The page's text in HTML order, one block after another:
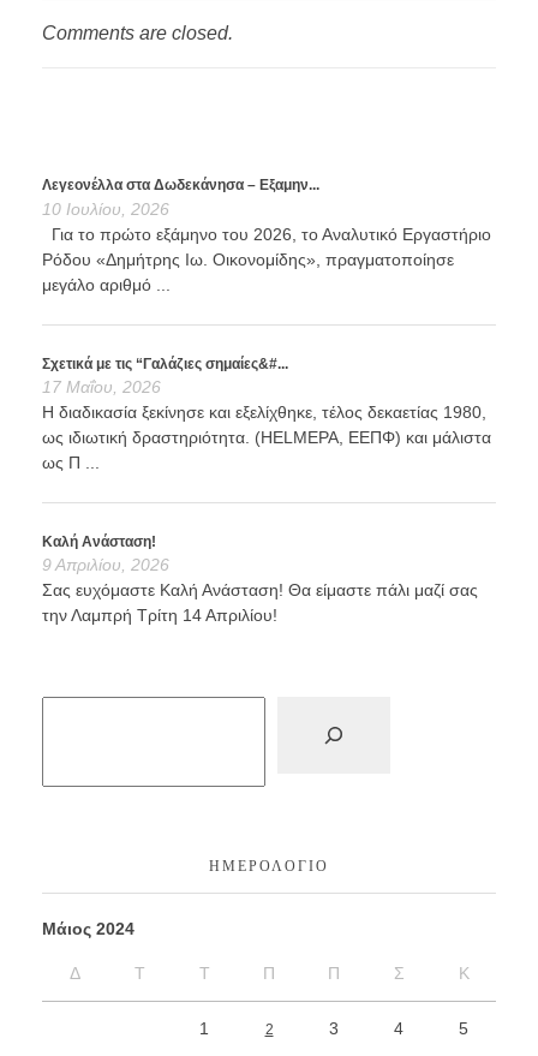
Comments are closed.
Λεγεονέλλα στα Δωδεκάνησα – Εξαμην...
10 Ιουλίου, 2026
Για το πρώτο εξάμηνο του 2026, το Αναλυτικό Εργαστήριο
Ρόδου «Δημήτρης Ιω. Οικονομίδης», πραγματοποίησε
μεγάλο αριθμό ...
Σχετικά με τις “Γαλάζιες σημαίες&#...
17 Μαΐου, 2026
Η διαδικασία ξεκίνησε και εξελίχθηκε, τέλος δεκαετίας 1980,
ως ιδιωτική δραστηριότητα. (HELMEPA, ΕΕΠΦ) και μάλιστα
ως Π ...
Καλή Ανάσταση!
9 Απριλίου, 2026
Σας ευχόμαστε Καλή Ανάσταση! Θα είμαστε πάλι μαζί σας
την Λαμπρή Τρίτη 14 Απριλίου!
ΗΜΕΡΟΛΌΓΙΟ
Μάιος 2024
Δ Τ Τ Π Π Σ Κ
1 2 3 4 5